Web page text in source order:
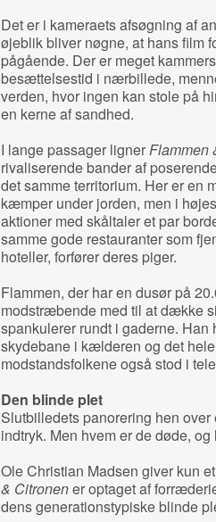
Det er i kameraets afsøgning af
øjeblik bliver nøgne, at hans film
pågående. Der er meget
besættelsestid i nærbillede,
verden, hvor ingen kan stole på
en kerne af sandhed.
I lange passager lignerFlammen
rivaliserende bander af
det samme territorium. Her er en
kæmper under jorden, men i
aktioner med skåltaler et par
samme gode restauranter som
hoteller, forfører deres piger.
Flammen, der har en dusør på
modstræbende med til at dække
spankulerer rundt i gaderne. Han
skydebane i kælderen og det
modstandsfolkene også stod i
Den blinde plet
Slutbilledets panorering hen
indtryk. Men hvem er de døde,
Ole Christian Madsen giver kun
& Citronener optaget af
dens generationstypiske blinde